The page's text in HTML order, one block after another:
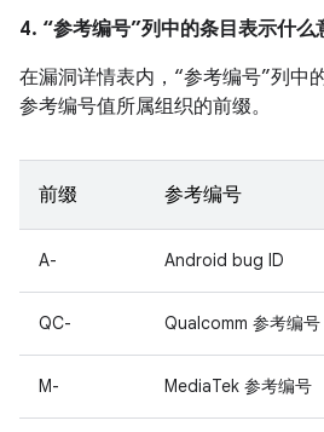
4. “参考编号”列中的条目表示什么
在漏洞详情表内，“参考编号”列中
参考编号值所属组织的前缀。
前缀 参考编号
A- Android bug ID
QC- Qualcomm 参考编号
M- MediaTek 参考编号